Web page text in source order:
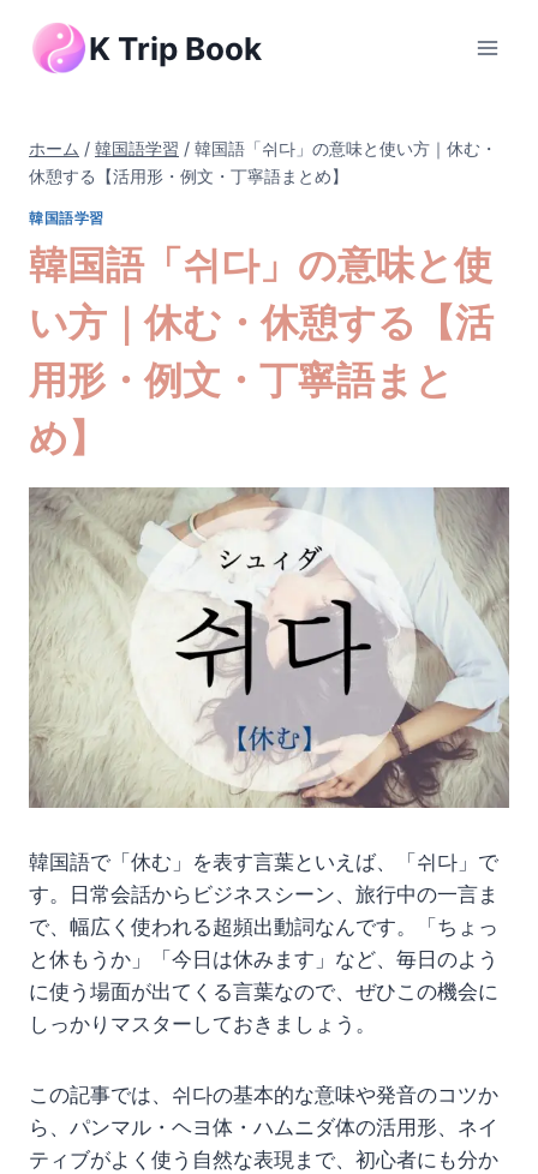
K Trip Book
ホーム / 韓国語学習 / 韓国語「쉬다」の意味と使い方｜休む・
休憩する【活用形・例文・丁寧語まとめ】
韓国語学習
韓国語「쉬다」の意味と使
い方｜休む・休憩する【活
用形・例文・丁寧語まと
め】
韓国語で「休む」を表す言葉といえば、「쉬다」で
す。日常会話からビジネスシーン、旅行中の一言ま
で、幅広く使われる超頻出動詞なんです。「ちょっ
と休もうか」「今日は休みます」など、毎日のよう
に使う場面が出てくる言葉なので、ぜひこの機会に
しっかりマスターしておきましょう。
この記事では、쉬다の基本的な意味や発音のコツか
ら、パンマル・ヘヨ体・ハムニダ体の活用形、ネイ
ティブがよく使う自然な表現まで、初心者にも分か